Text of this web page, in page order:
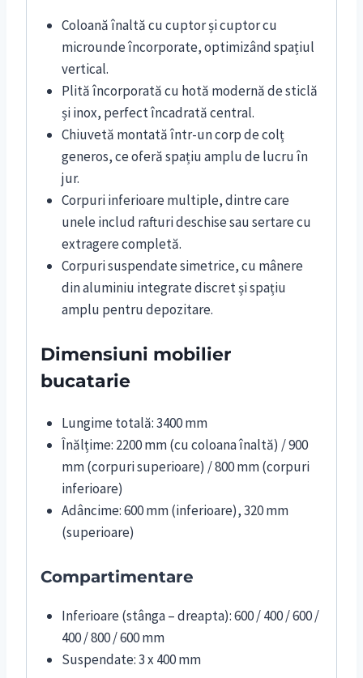
Coloană înaltă cu cuptor și cuptor cu
microunde încorporate, optimizând spațiul
vertical.
Plită încorporată cu hotă modernă de sticlă
și inox, perfect încadrată central.
Chiuvetă montată într-un corp de colț
generos, ce oferă spațiu amplu de lucru în
jur.
Corpuri inferioare multiple, dintre care
unele includ rafturi deschise sau sertare cu
extragere completă.
Corpuri suspendate simetrice, cu mânere
din aluminiu integrate discret și spațiu
amplu pentru depozitare.
Dimensiuni mobilier
bucatarie
Lungime totală: 3400 mm
Înălțime: 2200 mm (cu coloana înaltă) / 900
mm (corpuri superioare) / 800 mm (corpuri
inferioare)
Adâncime: 600 mm (inferioare), 320 mm
(superioare)
Compartimentare
Inferioare (stânga – dreapta): 600 / 400 / 600 /
400 / 800 / 600 mm
Suspendate: 3 x 400 mm